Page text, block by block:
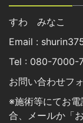
すわ みなこ
Email :
Tel : 080-7000-
お問い合わせフ
※施術等にてお
合、メールか「